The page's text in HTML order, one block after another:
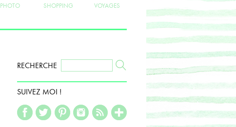
PHOTO SHOPPING VOYAGES
RECHERCHE
SUIVEZ MOI !